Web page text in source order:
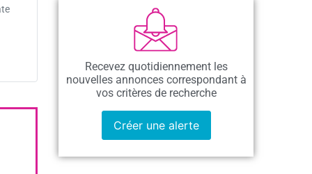
Recevez quotidiennement les
nouvelles annonces correspondant à
vos critères de recherche
Créer une alerte